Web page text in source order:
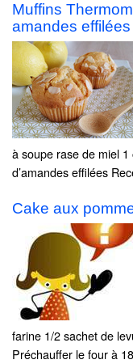
Muffins
amandes effilées
à soupe rase de miel
d’amandes effilées
Cake aux
farine 1/2 sachet de
Préchauffer le four à